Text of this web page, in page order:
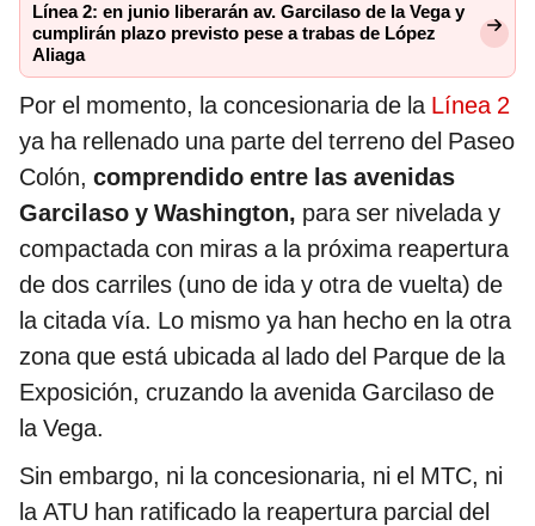
Línea 2: en junio liberarán av. Garcilaso de la Vega y
cumplirán plazo previsto pese a trabas de López
Aliaga
Por el momento, la concesionaria de la Línea 2
ya ha rellenado una parte del terreno del Paseo
Colón, comprendido entre las avenidas
Garcilaso y Washington, para ser nivelada y
compactada con miras a la próxima reapertura
de dos carriles (uno de ida y otra de vuelta) de
la citada vía. Lo mismo ya han hecho en la otra
zona que está ubicada al lado del Parque de la
Exposición, cruzando la avenida Garcilaso de
la Vega.
Sin embargo, ni la concesionaria, ni el MTC, ni
la ATU han ratificado la reapertura parcial del